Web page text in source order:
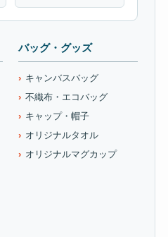
バッグ・グッズ
キャンバスバッグ
不織布・エコバッグ
キャップ・帽子
オリジナルタオル
オリジナルマグカップ